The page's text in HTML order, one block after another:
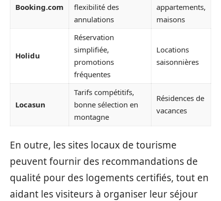
Booking.com
flexibilité des
annulations
appartements,
maisons
Holidu
Réservation
simplifiée,
promotions
fréquentes
Locations
saisonnières
Locasun
Tarifs compétitifs,
bonne sélection en
montagne
Résidences de
vacances
En outre, les sites locaux de tourisme
peuvent fournir des recommandations de
qualité pour des logements certifiés, tout en
aidant les visiteurs à organiser leur séjour